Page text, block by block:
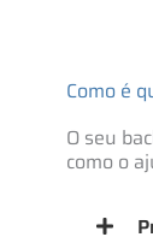
Como é
O seu
como o